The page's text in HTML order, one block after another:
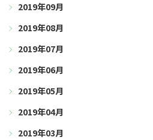
2019年09月
2019年08月
2019年07月
2019年06月
2019年05月
2019年04月
2019年03月